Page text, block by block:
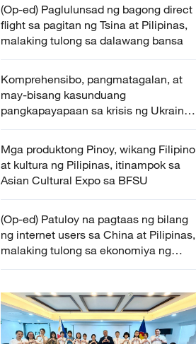
(Op-ed) Paglulunsad ng bagong direct
flight sa pagitan ng Tsina at Pilipinas,
malaking tulong sa dalawang bansa
Komprehensibo, pangmatagalan, at
may-bisang kasunduang
pangkapayapaan sa krisis ng Ukraine,
inaasahan ng Tsina
Mga produktong Pinoy, wikang Filipino
at kultura ng Pilipinas, itinampok sa
Asian Cultural Expo sa BFSU
(Op-ed) Patuloy na pagtaas ng bilang
ng internet users sa China at Pilipinas,
malaking tulong sa ekonomiya ng
dalawang bansa